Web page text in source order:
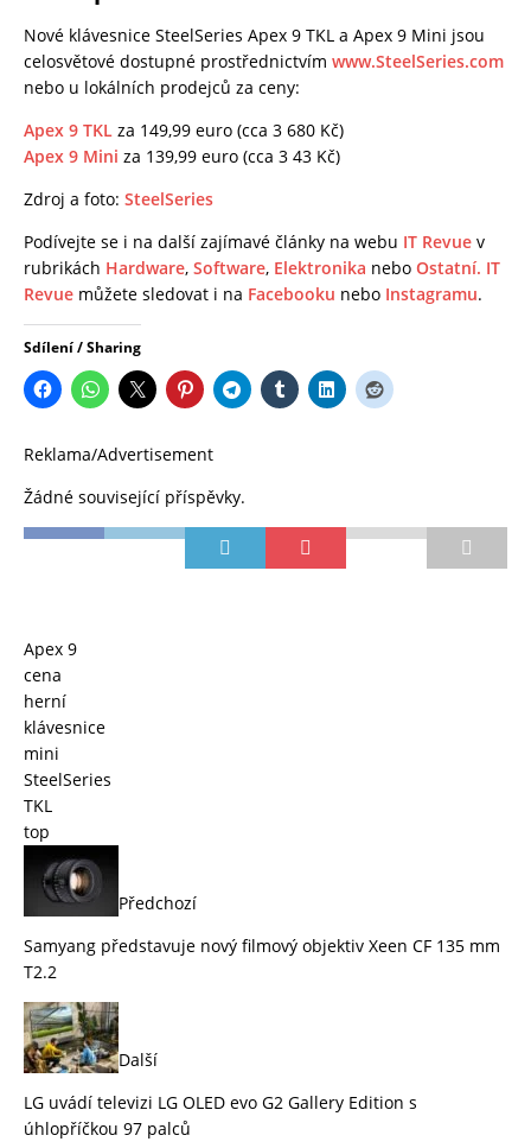
Nové klávesnice SteelSeries Apex 9 TKL a Apex 9 Mini jsou
celosvětové dostupné prostřednictvím www.SteelSeries.com
nebo u lokálních prodejců za ceny:
Apex 9 TKL za 149,99 euro (cca 3 680 Kč)
Apex 9 Mini za 139,99 euro (cca 3 43 Kč)
Zdroj a foto: SteelSeries
Podívejte se i na další zajímavé články na webu IT Revue v
rubrikách Hardware, Software, Elektronika nebo Ostatní. IT
Revue můžete sledovat i na Facebooku nebo Instagramu.
Sdílení / Sharing
Reklama/Advertisement
Žádné související příspěvky.
Apex 9
cena
herní
klávesnice
mini
SteelSeries
TKL
top
Předchozí
Samyang představuje nový filmový objektiv Xeen CF 135 mm
T2.2
Další
LG uvádí televizi LG OLED evo G2 Gallery Edition s
úhlopříčkou 97 palců